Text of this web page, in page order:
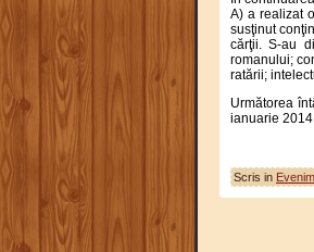
A) a realizat
susţinut
cărţii. S-au
romanului;
ratării;
Următorea
ianuarie
Scris in